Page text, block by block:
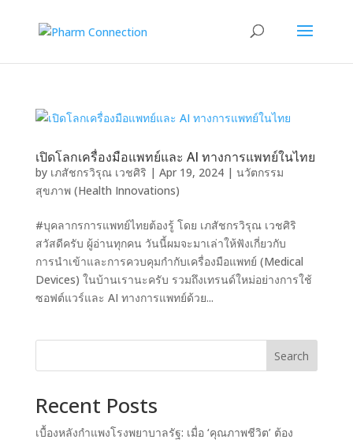
เปิดโลกเครื่องมือแพทย์และ AI ทางการแพทย์ในไทย
by เภสัชกรวิรุณ เวชศิริ | Apr 19, 2024| นวัตกรรม
สุขภาพ (Health Innovations)
#บุคลากรการแพทย์ไทยต้องรู้ โดย เภสัชกรวิรุณ เวชศิริ
สวัสดีครับ ผู้อ่านทุกคน วันนี้ผมจะมาเล่าให้ฟังเกี่ยวกับ
การนำเข้าและการควบคุมกำกับเครื่องมือแพทย์ (Medical
Devices) ในบ้านเรานะครับ รวมถึงเทรนด์ใหม่อย่างการใช้
ซอฟต์แวร์และ AI ทางการแพทย์ด้วย...
Search
Recent Posts
เบื้องหลังกำแพงโรงพยาบาลรัฐ: เมื่อ ‘คุณภาพชีวิต’ ต้อง